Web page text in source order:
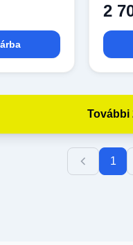
2
További
1